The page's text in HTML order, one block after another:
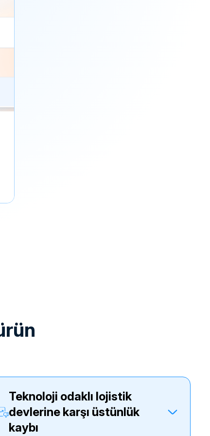
teknoloji odaklı lojistik
devlerine karşı üstünlük
kaybı